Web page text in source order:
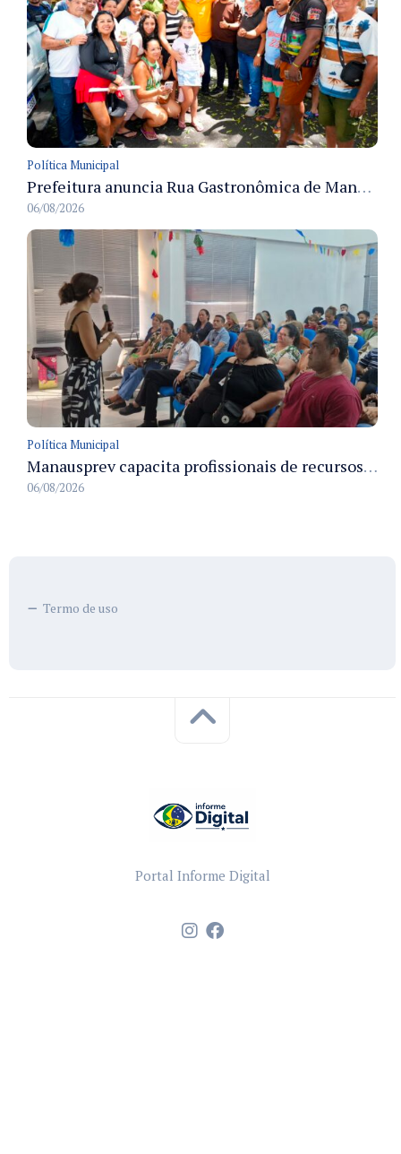
Política Municipal
Prefeitura anuncia Rua Gastronômica de Manaus e garante alternativas para 54 ambulantes cadastrados
06/08/2026
Política Municipal
Manausprev capacita profissionais de recursos humanos para agilizar concessão de aposentadorias no município
06/08/2026
Termo de uso
Portal Informe Digital